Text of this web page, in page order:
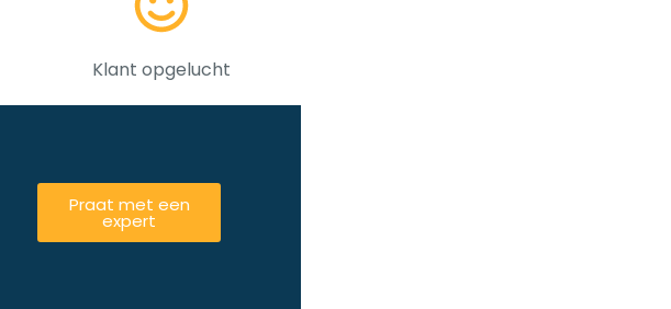
Klant opgelucht
Praat met een
expert